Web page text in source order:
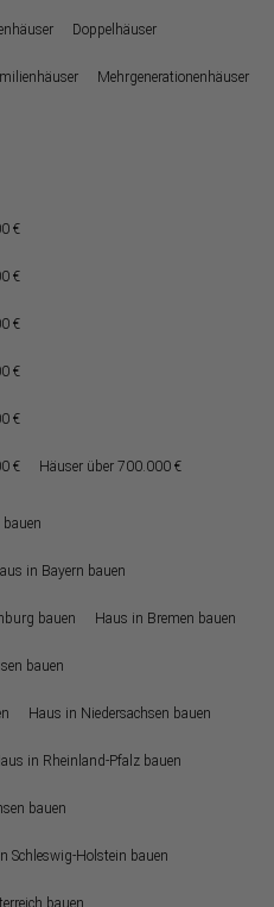
Doppelhäuser
Mehrgenerationenhäuser
€
€
€
€
€
€ Häuser über 700.000 €
in Bayern bauen
bauen Haus in Bremen bauen
bauen
Haus in Niedersachsen bauen
in Rheinland-Pfalz bauen
bauen
Schleswig-Holstein bauen
bauen